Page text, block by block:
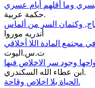
حكمة عربية.
أندريه موروا
ت.س.اليوت
وجود سر الاخلاص فيها
ابن عطاء الله السكندري.
الحياة بلا اخلاص وقاحة.